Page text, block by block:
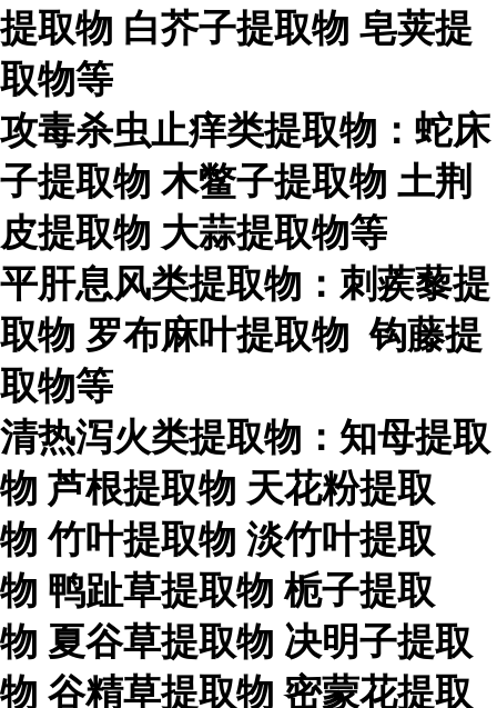
提取物 白芥子提取物 皂荚提
取物等
攻毒杀虫止痒类提取物：蛇床
子提取物 木鳖子提取物 土荆
皮提取物 大蒜提取物等
平肝息风类提取物：刺蒺藜提
取物 罗布麻叶提取物 钩藤提
取物等
清热泻火类提取物：知母提取
物 芦根提取物 天花粉提取
物 竹叶提取物 淡竹叶提取
物 鸭趾草提取物 栀子提取
物 夏谷草提取物 决明子提取
物 谷精草提取物 密蒙花提取